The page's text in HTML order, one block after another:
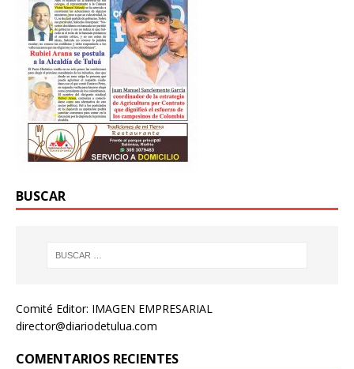
BUSCAR
Comité Editor: IMAGEN EMPRESARIAL
director@diariodetulua.com
COMENTARIOS RECIENTES